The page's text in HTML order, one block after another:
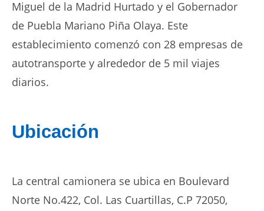
Miguel de la Madrid Hurtado y el Gobernador
de Puebla Mariano Piña Olaya. Este
establecimiento comenzó con 28 empresas de
autotransporte y alrededor de 5 mil viajes
diarios.
Ubicación
La central camionera se ubica en Boulevard
Norte No.422, Col. Las Cuartillas, C.P 72050,